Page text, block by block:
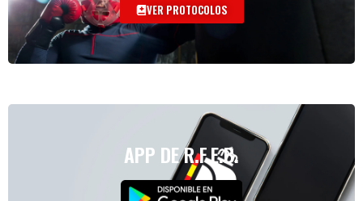
VER PROTOCOLOS
APP DE R.F.E.B.